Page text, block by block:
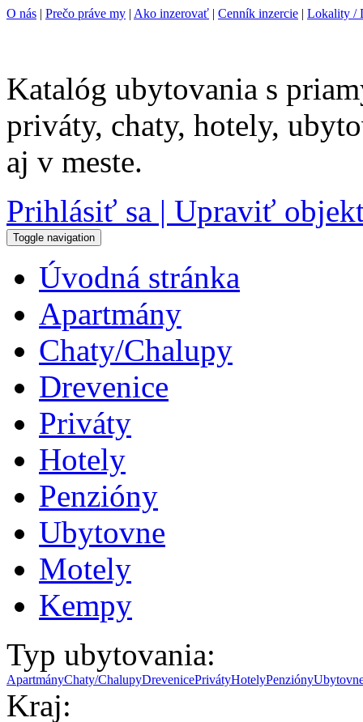
O nás | Prečo práve my | Ako inzerovať | Cenník inzercie | Lokality /
Katalóg ubytovania s
priváty, chaty, hotely,
aj v meste.
Prihlásiť sa | Upraviť
Toggle navigation
Úvodná stránka
Apartmány
Chaty/Chalupy
Drevenice
Priváty
Hotely
Penzióny
Ubytovne
Motely
Kempy
Typ ubytovania:
ApartmányChaty/ChalupyDrevenicePrivátyHotelyPenzióny
Kraj: